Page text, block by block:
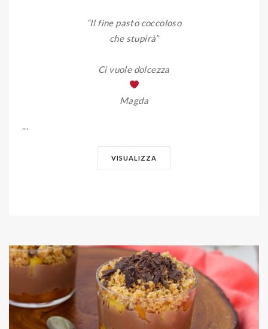
“Il fine pasto coccoloso
che stupirà”
Ci vuole dolcezza
Magda
VISUALIZZA